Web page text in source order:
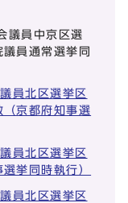
員中京区選
員通常選挙同
員北区選挙区
京都府知事選
員北区選挙区
挙同時執行）
員北区選挙区